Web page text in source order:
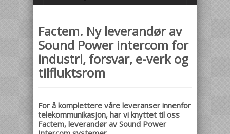
Factem. Ny leverandør av
Sound Power intercom for
industri, forsvar, e-verk og
tilfluktsrom
For å komplettere våre leveranser innenfor
telekommunikasjon, har vi knyttet til oss
Factem, leverandør av Sound Power